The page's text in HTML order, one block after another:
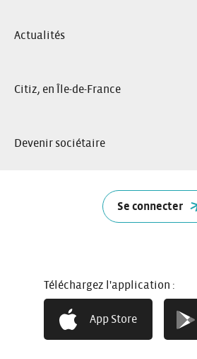
Actualités
Citiz, en Île-de-France
Devenir sociétaire
Se connecter
Téléchargez l'application :
App Store
Nouvelle
d’autopartage